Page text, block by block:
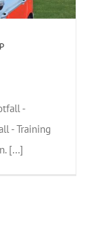
-
- Training
[...]